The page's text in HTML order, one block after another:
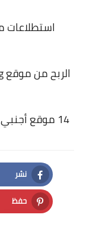
14 موقع أجنبي لربح المال من النت عبر اختصار الروابط
نشر
Facebook
حفظ
Pinterest